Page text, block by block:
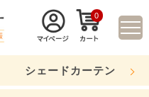
0
シェードカーテン